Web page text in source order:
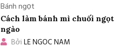
Bánh ngọt
Cách làm bánh mì chuối ngọt
ngào
Bởi LE NGOC NAM